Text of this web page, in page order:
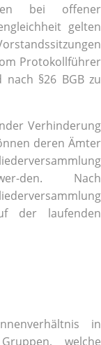
bei offener
gelten
Protokollführer
§26 BGB zu
Verhinderung
deren Ämter
den. Nach
der laufenden
in
welche